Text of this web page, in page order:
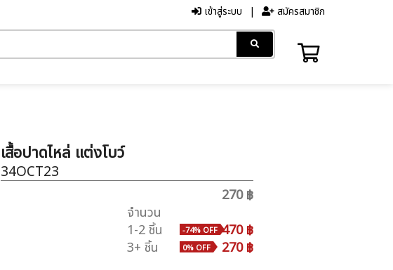
เข้าสู่ระบบ สมัครสมาชิก
เสื้อปาดไหล่ แต่งโบว์
34OCT23
270 ฿
จำนวน
1-2 ชิ้น
470 ฿
-74% OFF
3+ ชิ้น 270 ฿
0% OFF